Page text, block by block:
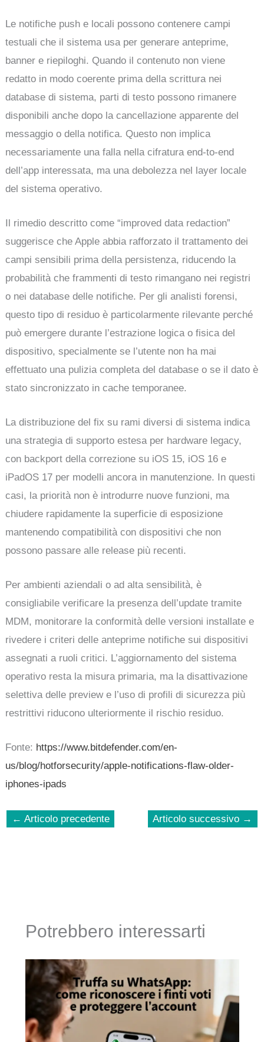
Le notifiche push e locali possono contenere campi
testuali che il sistema usa per generare anteprime,
banner e riepiloghi. Quando il contenuto non viene
redatto in modo coerente prima della scrittura nei
database di sistema, parti di testo possono rimanere
disponibili anche dopo la cancellazione apparente del
messaggio o della notifica. Questo non implica
necessariamente una falla nella cifratura end-to-end
dell’app interessata, ma una debolezza nel layer locale
del sistema operativo.
Il rimedio descritto come “improved data redaction”
suggerisce che Apple abbia rafforzato il trattamento dei
campi sensibili prima della persistenza, riducendo la
probabilità che frammenti di testo rimangano nei registri
o nei database delle notifiche. Per gli analisti forensi,
questo tipo di residuo è particolarmente rilevante perché
può emergere durante l’estrazione logica o fisica del
dispositivo, specialmente se l’utente non ha mai
effettuato una pulizia completa del database o se il dato è
stato sincronizzato in cache temporanee.
La distribuzione del fix su rami diversi di sistema indica
una strategia di supporto estesa per hardware legacy,
con backport della correzione su iOS 15, iOS 16 e
iPadOS 17 per modelli ancora in manutenzione. In questi
casi, la priorità non è introdurre nuove funzioni, ma
chiudere rapidamente la superficie di esposizione
mantenendo compatibilità con dispositivi che non
possono passare alle release più recenti.
Per ambienti aziendali o ad alta sensibilità, è
consigliabile verificare la presenza dell’update tramite
MDM, monitorare la conformità delle versioni installate e
rivedere i criteri delle anteprime notifiche sui dispositivi
assegnati a ruoli critici. L’aggiornamento del sistema
operativo resta la misura primaria, ma la disattivazione
selettiva delle preview e l’uso di profili di sicurezza più
restrittivi riducono ulteriormente il rischio residuo.
Fonte: https://www.bitdefender.com/en-
us/blog/hotforsecurity/apple-notifications-flaw-older-
iphones-ipads
← Articolo precedente Articolo successivo →
Potrebbero interessarti